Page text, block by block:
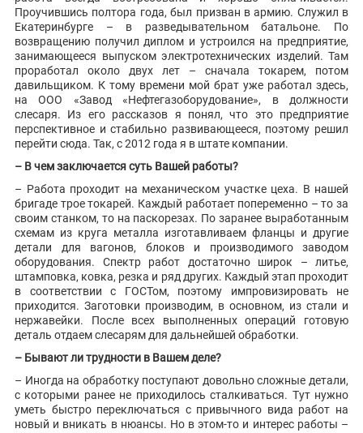
Проучившись полтора года, был призван в армию. Служил в
Екатеринбурге – в разведывательном батальоне. По
возвращению получил диплом и устроился на предприятие,
занимающееся выпуском электротехнических изделий. Там
проработал около двух лет – сначала токарем, потом
давильщиком. К тому времени мой брат уже работал здесь,
на ООО «Завод «Нефтегазоборудование», в должности
слесаря. Из его рассказов я понял, что это предприятие
перспективное и стабильно развивающееся, поэтому решил
перейти сюда. Так, с 2012 года я в штате компании.
– В чем заключается суть Вашей работы?
– Работа проходит на механическом участке цеха. В нашей
бригаде трое токарей. Каждый работает попеременно – то за
своим станком, то на паскорезах. По заранее выработанным
схемам из круга металла изготавливаем фланцы и другие
детали для вагонов, блоков и производимого заводом
оборудования. Спектр работ достаточно широк – литье,
штамповка, ковка, резка и ряд других. Каждый этап проходит
в соответствии с ГОСТом, поэтому импровизировать не
приходится. Заготовки производим, в основном, из стали и
нержавейки. После всех выполненных операций готовую
деталь отдаем слесарям для дальнейшей обработки.
– Бывают ли трудности в Вашем деле?
– Иногда на обработку поступают довольно сложные детали,
с которыми ранее не приходилось сталкиваться. Тут нужно
уметь быстро переключаться с привычного вида работ на
новый и вникать в нюансы. Но в этом-то и интерес работы –